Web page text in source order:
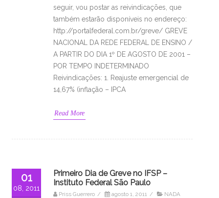
seguir, vou postar as reivindicações, que
também estarão disponíveis no endereço:
http://portalfederal.com.br/greve/ GREVE
NACIONAL DA REDE FEDERAL DE ENSINO /
A PARTIR DO DIA 1º DE AGOSTO DE 2001 –
POR TEMPO INDETERMINADO
Reivindicações: 1. Reajuste emergencial de
14,67% (inflação – IPCA
Read More
01
08, 2011
Primeiro Dia de Greve no IFSP –
Instituto Federal São Paulo
Priss Guerrero / agosto 1, 2011 / NADA